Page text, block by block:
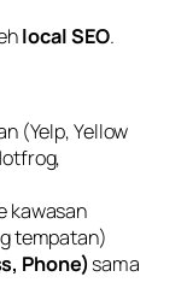
local SEO.
(Yelp, Yellow
kawasan
tempatan)
Phone) sama